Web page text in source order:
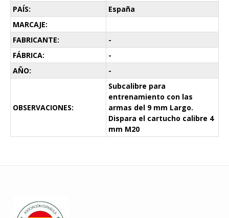
PAÍS:
España
MARCAJE:
FABRICANTE:
-
FÁBRICA:
-
AÑO:
-
OBSERVACIONES:
Subcalibre para
entrenamiento con las
armas del 9 mm Largo.
Dispara el cartucho calibre 4
mm M20